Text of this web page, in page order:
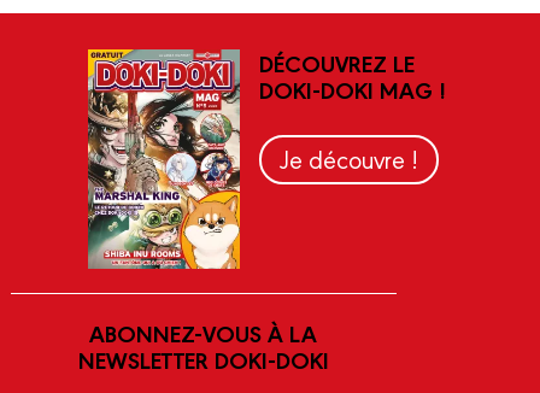
DÉCOUVREZ LE
DOKI-DOKI MAG !
Je découvre !
ABONNEZ-VOUS À LA
NEWSLETTER DOKI-DOKI